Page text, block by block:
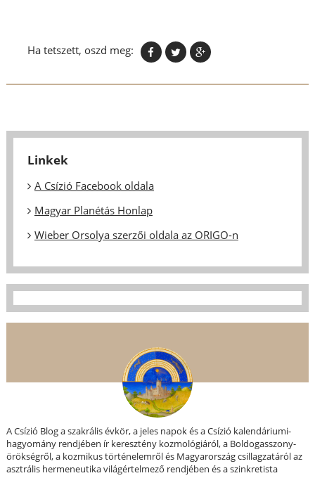
Ha tetszett, oszd meg:
Linkek
A Csízió Facebook oldala
Magyar Planétás Honlap
Wieber Orsolya szerzői oldala az ORIGO-n
A Csízió Blog a szakrális évkör, a jeles napok és a Csízió kalendáriumi-
hagyomány rendjében ír keresztény kozmológiáról, a Boldogasszony-
örökségről, a kozmikus történelemről és Magyarország csillagzatáról az
asztrális hermeneutika világértelmező rendjében és a szinkretista